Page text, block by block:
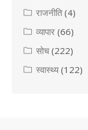
राजनीति(4)
व्यापार (66)
सोच(222)
स्वास्थ्य(122)